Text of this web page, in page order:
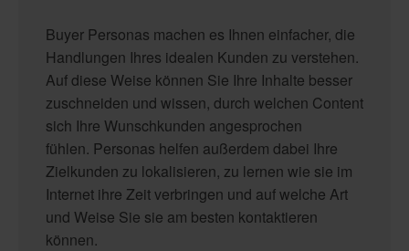
Buyer Personas machen es Ihnen einfacher, die
Handlungen Ihres idealen Kunden zu verstehen.
Auf diese Weise können Sie Ihre Inhalte besser
zuschneiden und wissen, durch welchen Content
sich Ihre Wunschkunden angesprochen
fühlen. Personas helfen außerdem dabei Ihre
Zielkunden zu lokalisieren, zu lernen wie sie im
Internet ihre Zeit verbringen und auf welche Art
und Weise Sie sie am besten kontaktieren
können.